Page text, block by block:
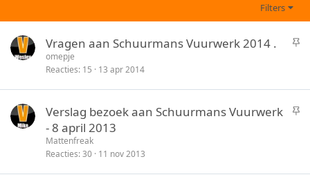
Filters
S
y
Vragen aan Schuurmans Vuurwerk 2014 .
omepje
Reacties 15 13 apr 2014
S
Verslag bezoek aan Schuurmans Vuurwerk
- 8 april 2013
Mattenfreak
Reacties 30 11 nov 2013